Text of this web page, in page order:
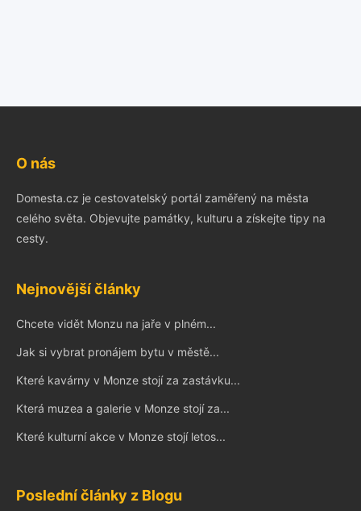
O nás
Domesta.cz je cestovatelský portál zaměřený na města
celého světa. Objevujte památky, kulturu a získejte tipy na
cesty.
Nejnovější články
Chcete vidět Monzu na jaře v plném...
Jak si vybrat pronájem bytu v městě...
Které kavárny v Monze stojí za zastávku...
Která muzea a galerie v Monze stojí za...
Které kulturní akce v Monze stojí letos...
Poslední články z Blogu